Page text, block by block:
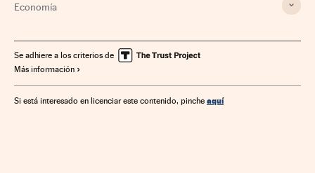
Economía
Se adhiere a los criterios de
Más información
Si está interesado en licenciar este contenido, pinche aquí